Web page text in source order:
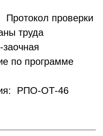
проверки
труда
по программе
РПО-ОТ-46